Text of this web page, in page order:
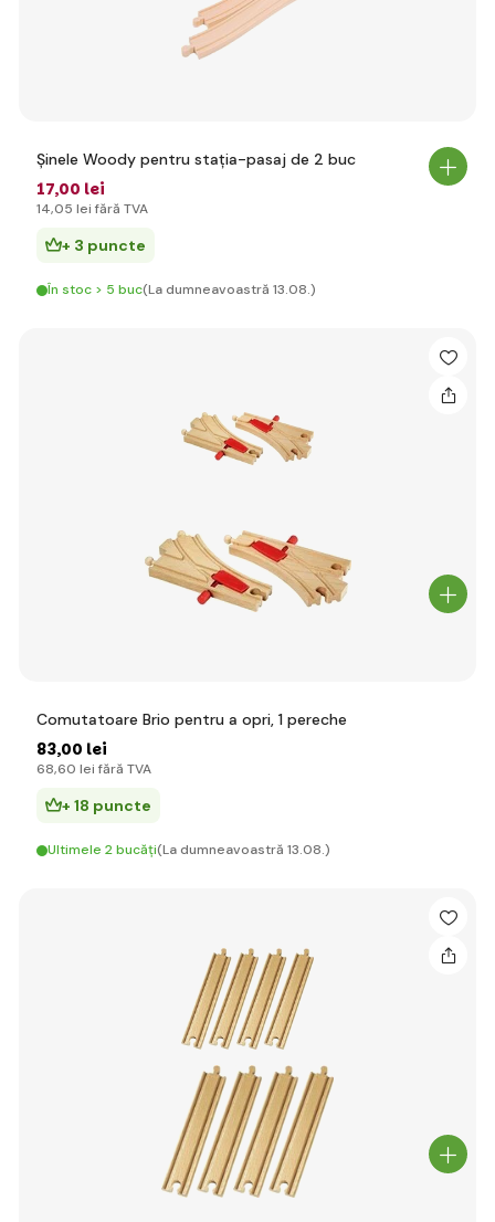
Șinele Woody pentru stația-pasaj de 2 buc
17,00 lei
14,05 lei fără TVA
+ 3 puncte
În stoc > 5 buc(La dumneavoastră 13.08.)
Comutatoare Brio pentru a opri, 1 pereche
83,00 lei
68,60 lei fără TVA
+ 18 puncte
Ultimele 2 bucăți(La dumneavoastră 13.08.)